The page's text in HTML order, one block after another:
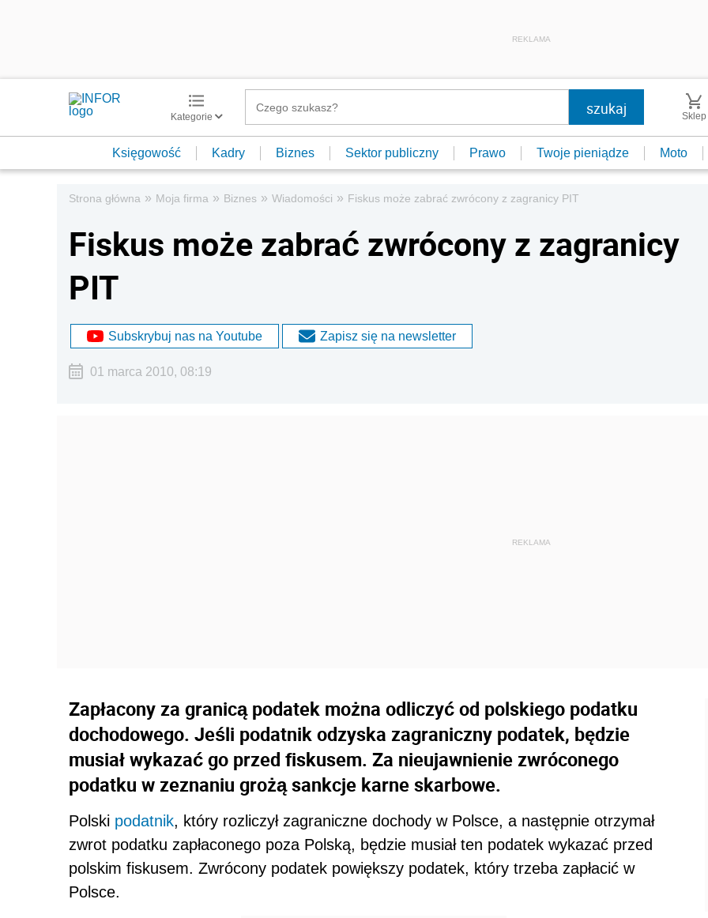
REKLAMA
Kategorie Sklep
Księgowość Kadry Biznes Sektor publiczny Prawo Twoje pieniądze Moto
Strona główna » Moja firma » Biznes » Wiadomości » Fiskus może zabrać zwrócony z zagranicy PIT
Fiskus może zabrać zwrócony z zagranicy
PIT
Subskrybuj nas na Youtube Zapisz się na newsletter
01 marca 2010, 08:19
Zapłacony za granicą podatek można odliczyć od polskiego podatku
dochodowego. Jeśli podatnik odzyska zagraniczny podatek, będzie
musiał wykazać go przed fiskusem. Za nieujawnienie zwróconego
podatku w zeznaniu grożą sankcje karne skarbowe.
Polski podatnik, który rozliczył zagraniczne dochody w Polsce, a następnie otrzymał
zwrot podatku zapłaconego poza Polską, będzie musiał ten podatek wykazać przed
polskim fiskusem. Zwrócony podatek powiększy podatek, który trzeba zapłacić w
Polsce.